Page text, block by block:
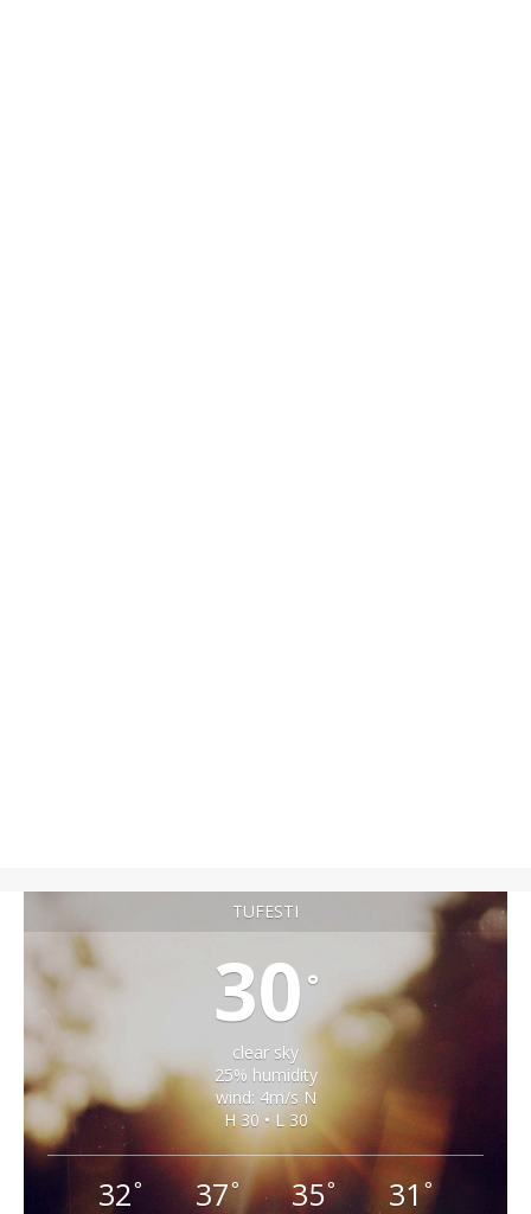
TUFESTI
30 °
clear sky
25% humidity
wind: 4m/s N
H 30 • L 30
32° 37° 35° 31°